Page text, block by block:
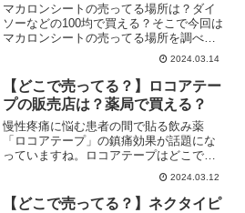
マカロンシートの売ってる場所は？ダイ
ソーなどの100均で買える？そこで今回は
マカロンシートの売ってる場所を調べて
2024.03.14
【どこで売ってる？】ロコアテー
プの販売店は？薬局で買える？
慢性疼痛に悩む患者の間で貼る飲み薬
「ロコアテープ」の鎮痛効果が話題にな
っていますね。ロコアテープはどこで売
ってる？薬局で買える？そこで今回はロ
コアテープの売ってる場所を調べてみま
した。
2024.03.12
【どこで売ってる？】ネクタイピ